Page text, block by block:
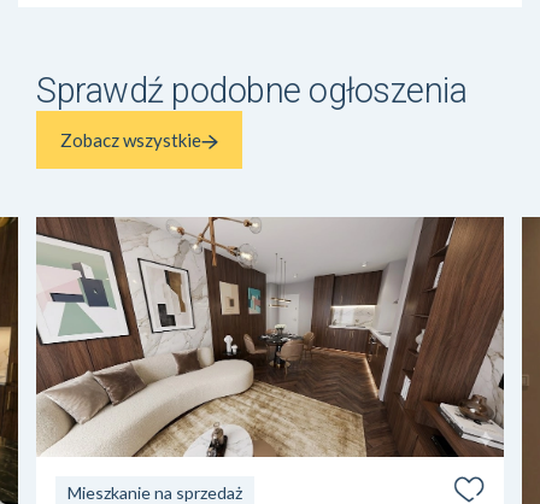
Sprawdź podobne ogłoszenia
Zobacz wszystkie
Mieszkanie na sprzedaż